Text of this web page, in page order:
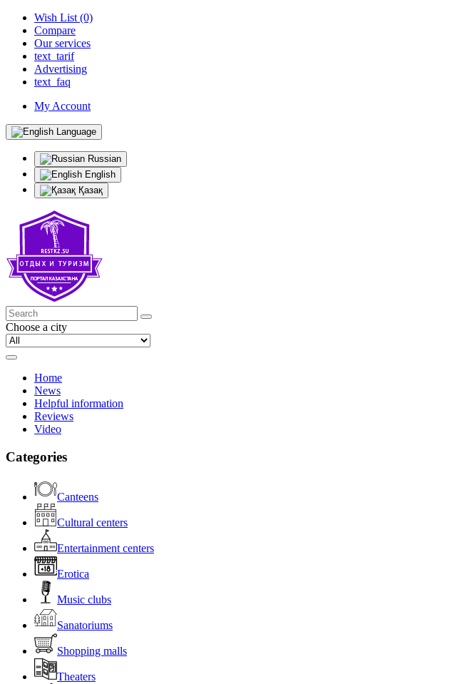
Wish List (0)
Compare
Our services
text_tarif
Advertising
text_faq
My Account
Language
Russian
English
Қазақ
Choose a city
Home
News
Helpful information
Reviews
Video
Categories
Canteens
Cultural centers
Entertainment centers
Erotica
Music clubs
Sanatoriums
Shopping malls
Theaters